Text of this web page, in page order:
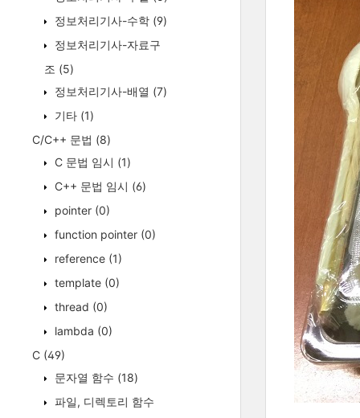
정보처리기사-수학 (9)
정보처리기사-자료구
조 (5)
정보처리기사-배열 (7)
기타 (1)
C/C++ 문법 (8)
C 문법 임시 (1)
C++ 문법 임시 (6)
pointer (0)
function pointer (0)
reference (1)
template (0)
thread (0)
lambda (0)
C (49)
문자열 함수 (18)
파일, 디렉토리 함수